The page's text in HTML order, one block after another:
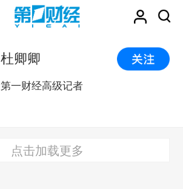
杜卿卿
第一财经高级记者
点击加载更多